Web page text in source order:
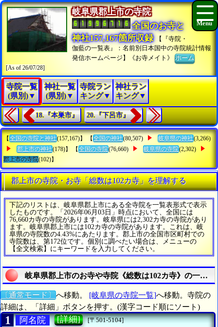
岐阜県郡上市の寺院
全国のお寺と
神社157,167箇所収録
【『寺院・
伽藍の一覧表』：名前別日本国中の寺院統計情報
発信ホームページ】《お寺メイト》ホーム
[As of 26/07/28]
寺院一覧
(県別)▼
神社一覧
(県別)▼
寺院ラン
キング▼
神社ラン
キング▼
18.『本巣市』 20.『下呂市』
【 全国の寺院と神社(157,167)】 【 全国の神社(80,507) 岐阜県の神社(3,266)
郡上市の神社(178)】 【 全国の寺院(76,660) 岐阜県の寺院(2,302)
郡上市の寺院(102)】
郡上市の寺院・お寺「総数は102カ寺」を理解する
下記のリストは、岐阜県郡上市にある全寺院を一覧表形式で表示
したものです。「2026年06月03日」時点において、全国には
76,660カ寺の寺院があります。岐阜県には2,302カ寺の寺院があり
ます。岐阜県郡上市には102カ寺の寺院があります。これは、岐
阜県の寺院数の4.43%にあたります。郡上市の全国市区町村での
寺院数は、第172位です。個別に調べたい場合は、メニューの
【全文検索】にキーワードを入力してください。
岐阜県郡上市のお寺や寺院《総数は102カ寺》の一覧表
〔通常モード〕 へ移動。 [岐阜県の寺院一覧]へ移動。寺院の
詳細は、「詳細」ボタンを押す。(漢字コード順にソート)
1 阿名院 [詳細]
[〒501-5104]